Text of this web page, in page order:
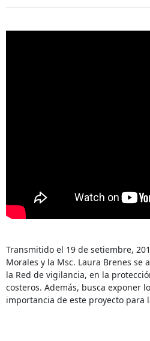
Transmitido el 19 de setiembre,
Morales y la Msc. Laura Brenes se
la Red de vigilancia, en la
costeros. Además, busca exponer
importancia de este proyecto para